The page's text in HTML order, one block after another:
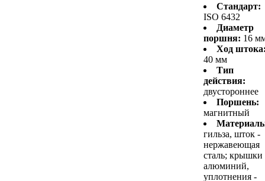
Стандарт:
ISO 6432
Диаметр
поршня: 16
Ход
40 мм
Тип
действия:
двустороннее
Поршень:
магнитный
гильза, шток -
нержавеющая
сталь; крышки
алюминий,
уплотнения -